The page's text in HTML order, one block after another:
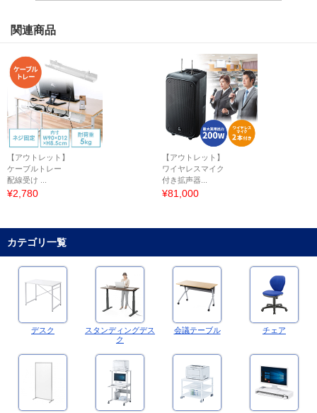
関連商品
【アウトレット】
ケーブルトレー
配線受け ...
¥2,780
【アウトレット】
ワイヤレスマイク
付き拡声器...
¥81,000
カテゴリ一覧
デスク
スタンディングデス
ク
会議テーブル チェア